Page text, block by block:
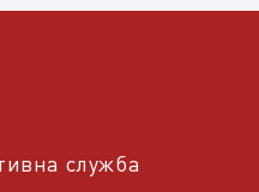
служба